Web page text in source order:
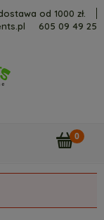
od 1000 zł.
605 09 49 25